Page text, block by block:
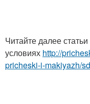
Читайте далее
условиях http://
pricheski-i-makiyazh/